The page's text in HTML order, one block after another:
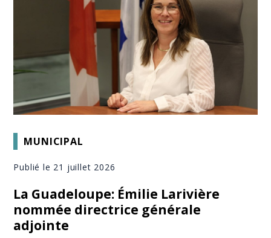
MUNICIPAL
Publié le 21 juillet 2026
La Guadeloupe: Émilie Larivière
nommée directrice générale
adjointe